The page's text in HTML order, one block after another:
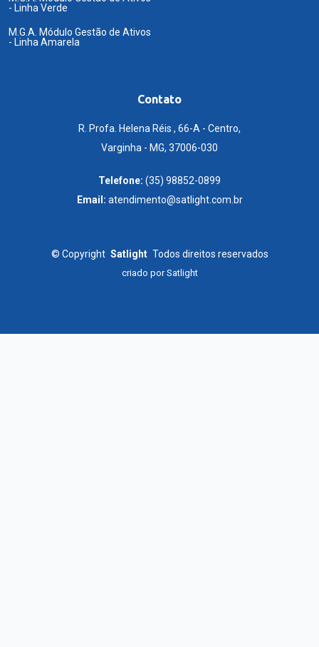
- Linha Verde
M.G.A. Módulo Gestão de Ativos
- Linha Amarela
Contato
R. Profa. Helena Réis , 66-A - Centro,
Varginha - MG, 37006-030
Telefone: (35) 98852-0899
Email: atendimento@satlight.com.br
© Copyright Satlight Todos direitos reservados
criado porSatlight